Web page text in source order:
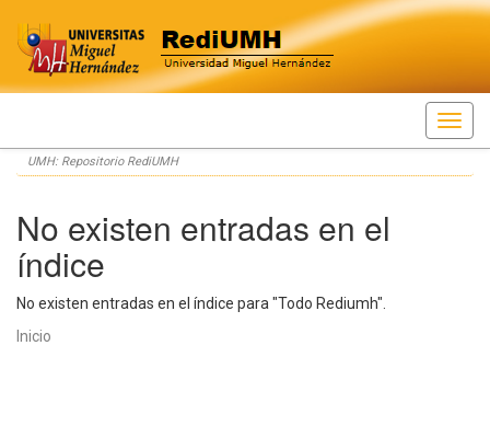
Skip
navigation
UMH: Repositorio RediUMH
No existen entradas en el
índice
No existen entradas en el índice para "Todo Rediumh".
Inicio